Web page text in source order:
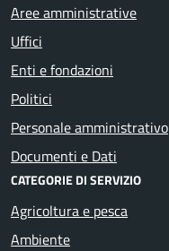
Aree amministrative
Uffici
Enti e fondazioni
Politici
Personale amministrativo
Documenti e Dati
CATEGORIE DI SERVIZIO
Agricoltura e pesca
Ambiente